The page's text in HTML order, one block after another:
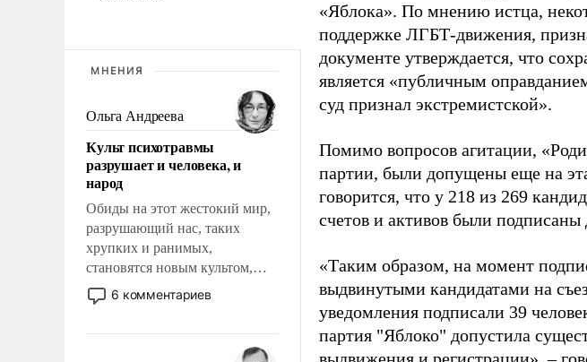
МНЕНИЯ
Ольга Андреева
Культ психотравмы
разрушает и человека, и
народ
Обиды на этот жестокий мир,
разрушающий нас, таких
хрупких и ранимых,
становятся новым культом,
постепенно вытесняя и
отменяя традиционное
мужественным и твердым под
6 комментариев
«Яблока». По мнению истца,
поддержке ЛГБТ-движения,
документе утверждается, что
является «публичным
суд признал экстремистской».
Помимо вопросов агитации,
партии, были допущены еще на
говорится, что у 218 из 269
счетов и активов были подписаны
«Таким образом, на момент
выдвинутыми кандидатами на
уведомления подписали 39
партия "Яблоко" допустила